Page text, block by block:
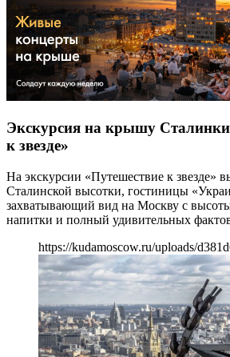
Экскурсия на крышу Сталинки
к звезде»
На экскурсии «Путешествие к звезде»
Сталинской высотки, гостиницы
захватывающий вид на Москву с
напитки и полный удивительных фактов
https://kudamoscow.ru/uploads/